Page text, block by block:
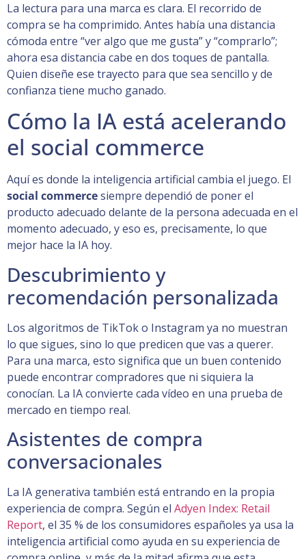
La lectura para una marca es clara. El recorrido de
compra se ha comprimido. Antes había una distancia
cómoda entre “ver algo que me gusta” y “comprarlo”;
ahora esa distancia cabe en dos toques de pantalla.
Quien diseñe ese trayecto para que sea sencillo y de
confianza tiene mucho ganado.
Cómo la IA está acelerando
el social commerce
Aquí es donde la inteligencia artificial cambia el juego. El
social commercesiempre dependió de poner el
producto adecuado delante de la persona adecuada en el
momento adecuado, y eso es, precisamente, lo que
mejor hace la IA hoy.
Descubrimiento y
recomendación personalizada
Los algoritmos de TikTok o Instagram ya no muestran
lo que sigues, sino lo que predicen que vas a querer.
Para una marca, esto significa que un buen contenido
puede encontrar compradores que ni siquiera la
conocían. La IA convierte cada vídeo en una prueba de
mercado en tiempo real.
Asistentes de compra
conversacionales
La IA generativa también está entrando en la propia
experiencia de compra. Según el Adyen Index: Retail
Report, el 35 % de los consumidores españoles ya usa la
inteligencia artificial como ayuda en su experiencia de